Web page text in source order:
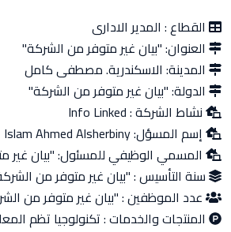
القطاع : المدير الادارى
العنوان:"بيان غير متوفر من الشركة"
المدينة: الاسكندرية. مصطفى كامل
الدولة:"بيان غير متوفر من الشركة"
نشاط الشركة :Info Linked
إسم المسؤل:Islam Ahmed Alsherbiny
المسمي الوظيفي للمسئول:"بيان
سنة التأسيس :"بيان غير متوفر من
عدد الموظفين :"بيان غير متوفر من
المنتجات والخدمات :تكنولوجيا تظم